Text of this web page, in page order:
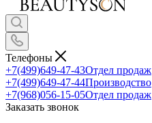
Телефоны
+7(499)649-47-43Отдел продаж
+7(499)649-47-44Производство
+7(968)056-15-05Отдел продаж
Заказать звонок